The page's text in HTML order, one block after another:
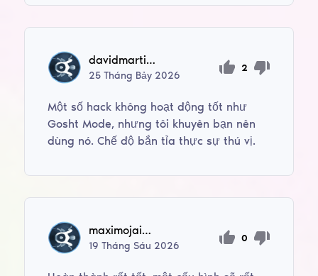
davidmartinezlara12
25Tháng Bảy 2026
2
Một số hack không hoạt động tốt như
Gosht Mode, nhưng tôi khuyên bạn nên
dùng nó. Chế độ bắn tỉa thực sự thú vị.
maximojaime9017
19Tháng Sáu 2026
0